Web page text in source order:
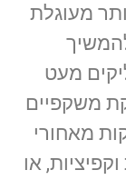
מעוגלת
מעט
משקפיים
מאחורי
או